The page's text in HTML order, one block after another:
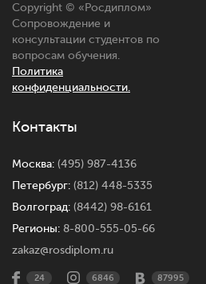
Copyright © «Росдиплом»
Сопровождение и
консультации студентов по
вопросам обучения.
Политика
конфиденциальности.
Контакты
Москва: (495) 987-4136
Петербург: (812) 448-5335
Волгоград: (8442) 98-6161
Регионы: 8-800-555-05-66
zakaz@rosdiplom.ru
24 6846 87995